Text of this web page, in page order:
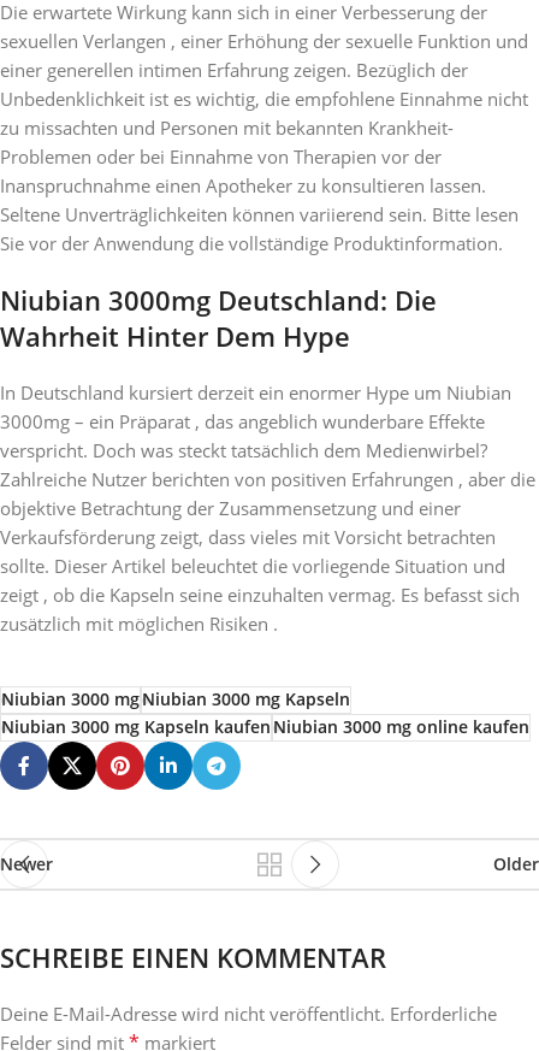
Die erwartete Wirkung kann sich in einer Verbesserung der
sexuellen Verlangen , einer Erhöhung der sexuelle Funktion und
einer generellen intimen Erfahrung zeigen. Bezüglich der
Unbedenklichkeit ist es wichtig, die empfohlene Einnahme nicht
zu missachten und Personen mit bekannten Krankheit-
Problemen oder bei Einnahme von Therapien vor der
Inanspruchnahme einen Apotheker zu konsultieren lassen.
Seltene Unverträglichkeiten können variierend sein. Bitte lesen
Sie vor der Anwendung die vollständige Produktinformation.
Niubian 3000mg Deutschland: Die
Wahrheit Hinter Dem Hype
In Deutschland kursiert derzeit ein enormer Hype um Niubian
3000mg – ein Präparat , das angeblich wunderbare Effekte
verspricht. Doch was steckt tatsächlich dem Medienwirbel?
Zahlreiche Nutzer berichten von positiven Erfahrungen , aber die
objektive Betrachtung der Zusammensetzung und einer
Verkaufsförderung zeigt, dass vieles mit Vorsicht betrachten
sollte. Dieser Artikel beleuchtet die vorliegende Situation und
zeigt , ob die Kapseln seine einzuhalten vermag. Es befasst sich
zusätzlich mit möglichen Risiken .
Niubian 3000 mgNiubian 3000 mg Kapseln
Niubian 3000 mg Kapseln kaufenNiubian 3000 mg online kaufen
Newer Older
SCHREIBE EINEN KOMMENTAR
Deine E-Mail-Adresse wird nicht veröffentlicht. Erforderliche
Felder sind mit * markiert